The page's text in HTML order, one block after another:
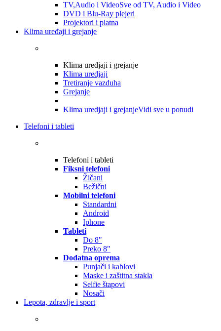
TV,Audio i VideoSve od TV, Audio i Video
DVD i Blu-Ray plejeri
Projektori i platna
Klima uređaji i grejanje
Klima uredjaji i grejanje
Klima uredjaji
Tretiranje vazduha
Grejanje
Klima uredjaji i grejanjeVidi sve u ponudi
Telefoni i tableti
Telefoni i tableti
Fiksni telefoni
Žičani
Bežični
Mobilni telefoni
Standardni
Android
Iphone
Tableti
Do 8"
Preko 8"
Dodatna oprema
Punjači i kablovi
Maske i zaštitna stakla
Selfie štapovi
Nosači
Lepota, zdravlje i sport